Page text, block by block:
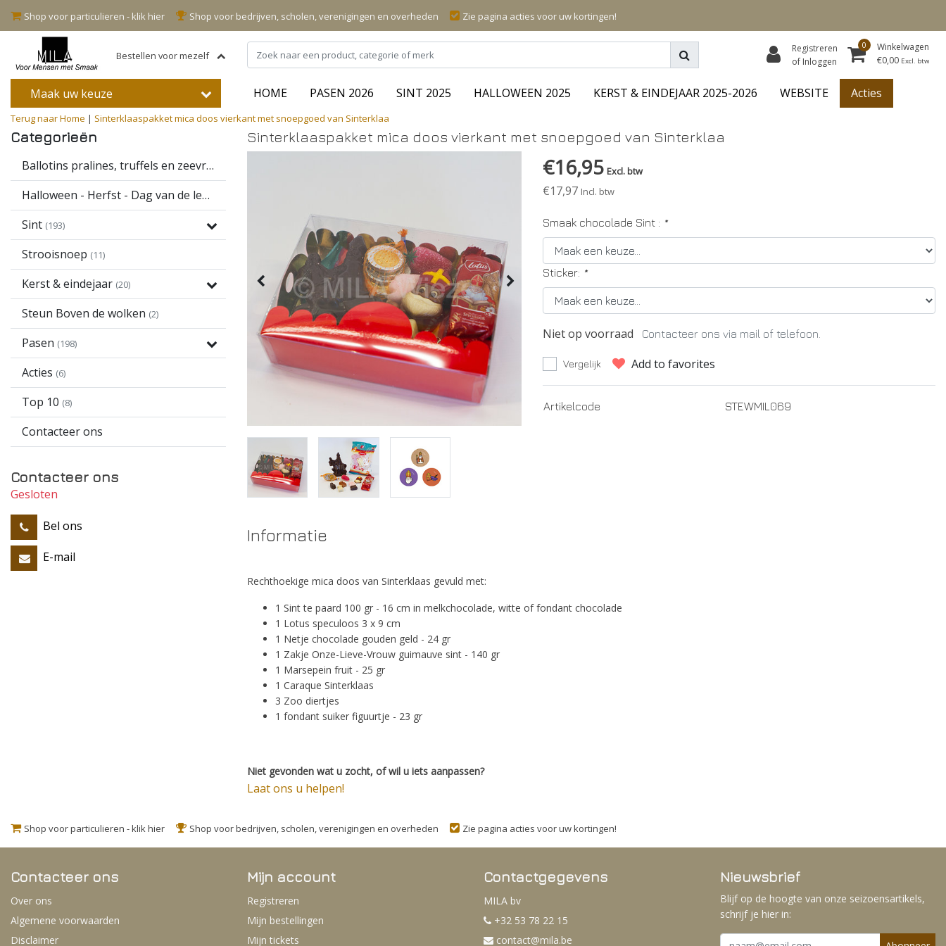
Shop voor particulieren - klik hier Shop voor bedrijven, scholen, verenigingen en overheden Zie pagina acties voor uw kortingen!
Bestellen voor mezelf
Registreren
of Inloggen
0
Winkelwagen
€0,00 Excl. btw
Maak uw keuze HOME PASEN 2026 SINT 2025 HALLOWEEN 2025 KERST & EINDEJAAR 2025-2026 WEBSITE Acties
Terug naar Home | Sinterklaaspakket mica doos vierkant met snoepgoed van Sinterklaa
Categorieën
Ballotins pralines, truffels en zeevruchten
Halloween - Herfst - Dag van de leerkracht
Sint (193)
Strooisnoep (11)
Kerst & eindejaar (20)
Steun Boven de wolken (2)
Pasen (198)
Acties (6)
Top 10 (8)
Contacteer ons
Contacteer ons
Gesloten
Bel ons
E-mail
Sinterklaaspakket mica doos vierkant met snoepgoed van Sinterklaa
€16,95 Excl. btw
€17,97 Incl. btw
Smaak chocolade Sint : *
Sticker: *
Niet op voorraad Contacteer ons via mail of telefoon.
Vergelijk Add to favorites
Artikelcode STEWMIL069
Informatie
Rechthoekige mica doos van Sinterklaas gevuld met:
1 Sint te paard 100 gr - 16 cm in melkchocolade, witte of fondant chocolade
1 Lotus speculoos 3 x 9 cm
1 Netje chocolade gouden geld - 24 gr
1 Zakje Onze-Lieve-Vrouw guimauve sint - 140 gr
1 Marsepein fruit - 25 gr
1 Caraque Sinterklaas
3 Zoo diertjes
1 fondant suiker figuurtje - 23 gr
Niet gevonden wat u zocht, of wil u iets aanpassen?
Laat ons u helpen!
Shop voor particulieren - klik hier Shop voor bedrijven, scholen, verenigingen en overheden Zie pagina acties voor uw kortingen!
Contacteer ons
Over ons
Algemene voorwaarden
Disclaimer
Mijn account
Registreren
Mijn bestellingen
Mijn tickets
Contactgegevens
MILA bv
+32 53 78 22 15
contact@mila.be
Nieuwsbrief
Blijf op de hoogte van onze seizoensartikels,
schrijf je hier in: